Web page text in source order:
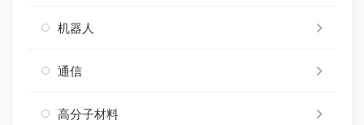
机器人
通信
高分子材料